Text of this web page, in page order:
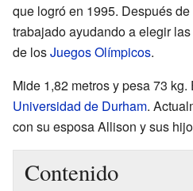
que logró en 1995. Después
trabajado ayudando a elegir
de losJuegos Olímpicos.
Mide 1,82 metros y pesa 73
Universidad de Durham.
con su esposa Allison y sus
Contenido